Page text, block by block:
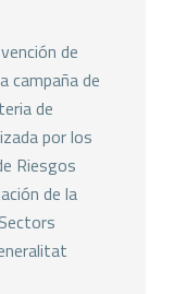
de
campaña de
de
por los
Riesgos
de la